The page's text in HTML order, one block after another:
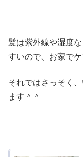
髪は紫外線や湿度
すいので、お家で
それではさっそく
ます＾＾